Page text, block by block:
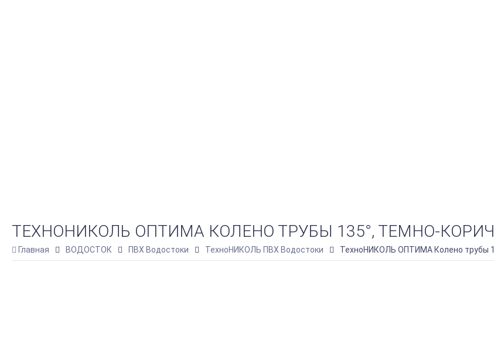
ТЕХНОНИКОЛЬ ОПТИМА КОЛЕНО ТРУБЫ 135°, ТЕМНО-
Главная ВОДОСТОК ПВХ Водостоки ТехноНИКОЛЬ ПВХ Водостоки ТехноНИКОЛЬ ОПТИМА Колено трубы